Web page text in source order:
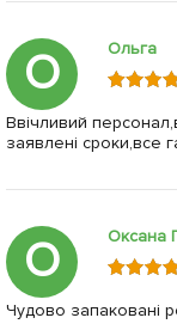
О Ольга
Ввічливий
заявлені сроки,все
О Оксана
Чудово запаковані